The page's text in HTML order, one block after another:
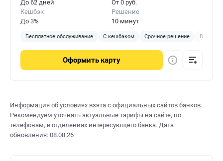
До 62 дней
От 0 руб.
Кешбэк
До 3%
Решение
10 минут
Бесплатное обслуживание С кешбэком Срочное решение В
Оформить карту
Информация об условиях взята с официальных сайтов банков.
Рекомендуем уточнять актуальные тарифы на сайте, по
телефонам, в отделениях интересующего банка. Дата
обновления: 08.08.26